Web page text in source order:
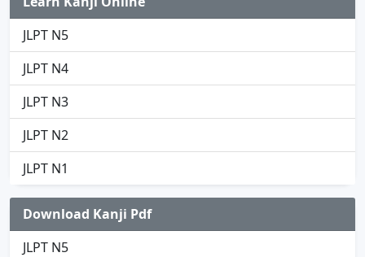
JLPT N5
JLPT N4
JLPT N3
JLPT N2
JLPT N1
Download Kanji Pdf
JLPT N5